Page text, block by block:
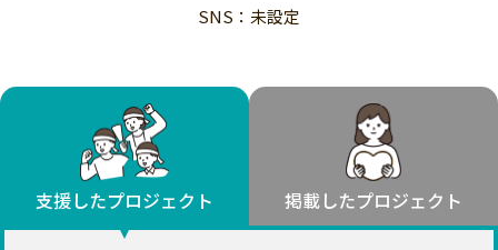
子ども・教育
フード・農業
文化
環境・エシカル
人権・マイノリティ
社会貢献
地域からさがす 北海道・東北
北海道
北海道 青森 岩手 宮城
秋田
福島
茨城 栃木 群馬
千葉
東京
神奈川
SNS：未設定
支援したプロジェクト 掲載したプロジェクト